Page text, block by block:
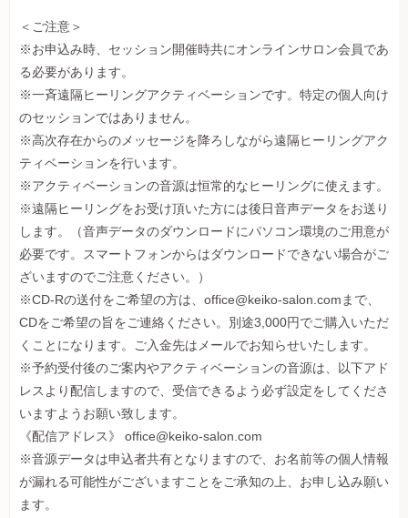
＜ご注意＞
※お申込み時、セッション開催時共にオンラインサロン会員であ
る必要があります。
※一斉遠隔ヒーリングアクティベーションです。特定の個人向け
のセッションではありません。
※高次存在からのメッセージを降ろしながら遠隔ヒーリングアク
ティベーションを行います。
※アクティベーションの音源は恒常的なヒーリングに使えます。
※遠隔ヒーリングをお受け頂いた方には後日音声データをお送り
します。（音声データのダウンロードにパソコン環境のご用意が
必要です。スマートフォンからはダウンロードできない場合がご
ざいますのでご注意ください。）
※CD-Rの送付をご希望の方は、 office@keiko-salon.com まで、
CDをご希望の旨をご連絡ください。別途3,000円でご購入いただ
くことになります。ご入金先はメールでお知らせいたします。
※予約受付後のご案内やアクティベーションの音源は、以下アド
レスより配信しますので、受信できるよう必ず設定をしてくださ
いますようお願い致します。
《配信アドレス》 office@keiko-salon.com
※音源データは申込者共有となりますので、お名前等の個人情報
が漏れる可能性がございますことをご承知の上、お申し込み願い
ます。